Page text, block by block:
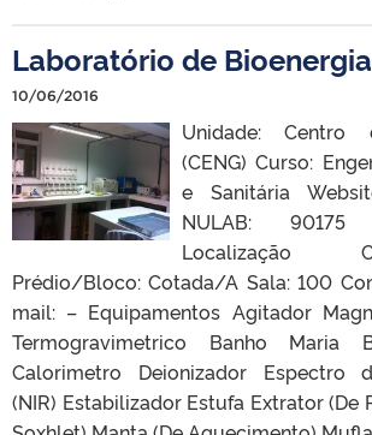
Laboratório de Bioenergia
10/06/2016
Unidade: Centro
(CENG) Curso:
e Sanitária
NULAB:
Localização
Prédio/Bloco: Cotada/A Sala: 100
mail: – Equipamentos Agitador
Termogravimetrico Banho Maria
Calorimetro Deionizador Espectro
(NIR) Estabilizador Estufa Extrator (De